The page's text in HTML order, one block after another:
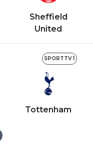
Sheffield
United
SPORTTV 1
Tottenham